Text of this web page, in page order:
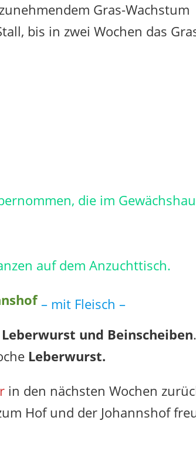
Gras-Wachstum
bis in zwei Wochen das
die im
auf dem Anzuchttisch.
– mit Fleisch –
Leberwurst und Beinscheiben
Leberwurst.
in den nächsten Wochen
Hof und der Johannshof